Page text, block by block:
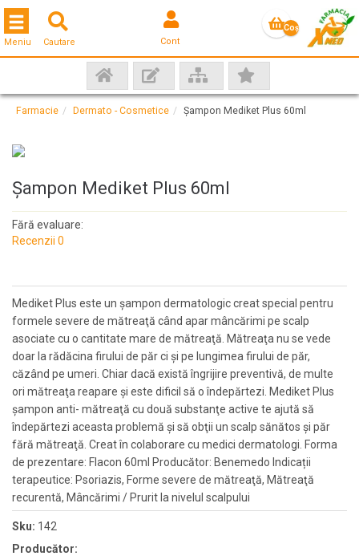
Cautare Cont
Coş
Toggle navigation
Meniu
Farmacie Dermato - Cosmetice Șampon Mediket Plus 60ml
Șampon Mediket Plus 60ml
Fără evaluare:
Recenzii 0
Mediket Plus este un şampon dermatologic creat special pentru
formele severe de mătreaţă când apar mâncărimi pe scalp
asociate cu o cantitate mare de mătreaţă. Mătreaţa nu se vede
doar la rădăcina firului de păr ci şi pe lungimea firului de păr,
căzând pe umeri. Chiar dacă există îngrijire preventivă, de multe
ori mătreaţa reapare şi este dificil să o îndepărtezi. Mediket Plus
şampon anti- mătreaţă cu două substanţe active te ajută să
îndepărtezi aceasta problemă şi să obţii un scalp sănătos şi păr
fără mătreaţă. Creat în colaborare cu medici dermatologi. Forma
de prezentare: Flacon 60ml Producător: Benemedo Indicații
terapeutice: Psoriazis, Forme severe de mătreaţă, Mătreaţă
recurentă, Mâncărimi / Prurit la nivelul scalpului
Sku: 142
Producător: